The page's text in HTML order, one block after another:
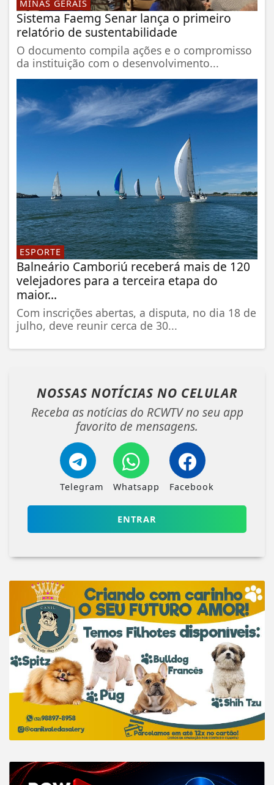
MINAS GERAIS
Sistema Faemg Senar lança o primeiro
relatório de sustentabilidade
O documento compila ações e o compromisso
da instituição com o desenvolvimento...
ESPORTE
Balneário Camboriú receberá mais de 120
velejadores para a terceira etapa do
maior...
Com inscrições abertas, a disputa, no dia 18 de
julho, deve reunir cerca de 30...
NOSSAS NOTÍCIAS NO CELULAR
Receba as notícias do RCWTV no seu app
favorito de mensagens.
Telegram Whatsapp Facebook
ENTRAR